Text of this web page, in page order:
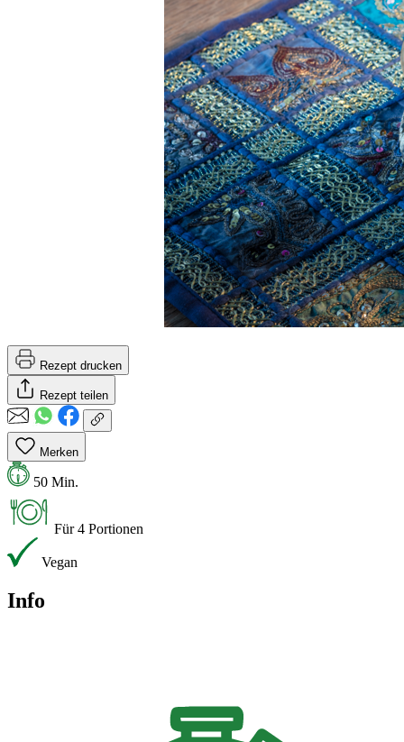
Rezept drucken
Rezept teilen
Merken
50 Min.
Für 4 Portionen
Vegan
Info